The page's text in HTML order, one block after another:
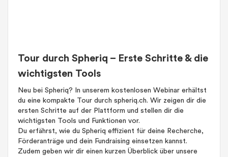
Tour durch Spheriq – Erste Schritte & die
wichtigsten Tools
Neu bei Spheriq? In unserem kostenlosen Webinar erhältst
du eine kompakte Tour durch spheriq.ch. Wir zeigen dir die
ersten Schritte auf der Plattform und stellen dir die
wichtigsten Tools und Funktionen vor.
Du erfährst, wie du Spheriq effizient für deine Recherche,
Förderanträge und dein Fundraising einsetzen kannst.
Zudem geben wir dir einen kurzen Überblick über unsere